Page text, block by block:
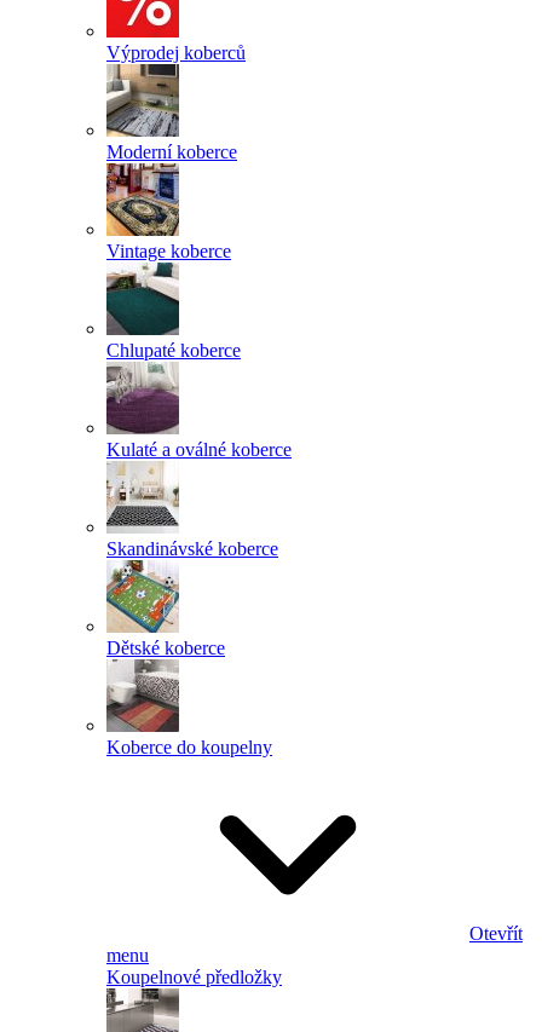
Výprodej koberců
Moderní koberce
Vintage koberce
Chlupaté koberce
Kulaté a oválné koberce
Skandinávské koberce
Dětské koberce
Koberce do koupelny
Otevřít
menu
Koupelnové předložky